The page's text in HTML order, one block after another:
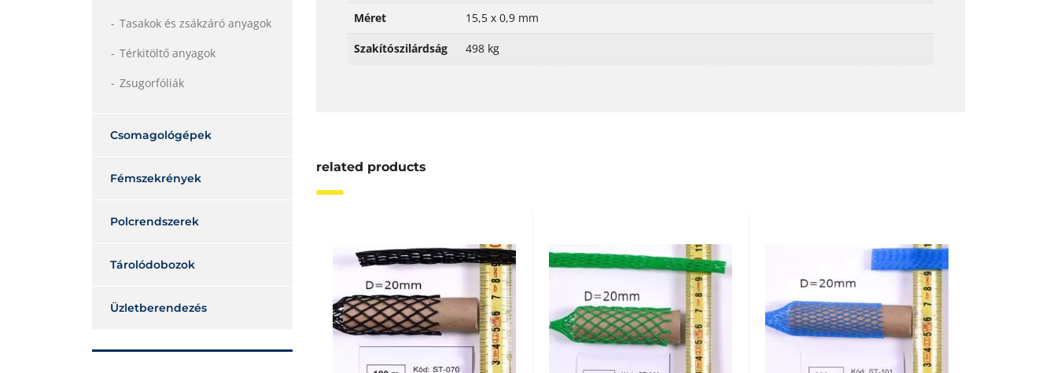
Méret 15,5 x 0,9 mm
Szakítószilárdság 498 kg
related products
Tasakok és zsákzáró anyagok
Térkitöltő anyagok
Zsugorfóliák
Csomagológépek
Fémszekrények
Polcrendszerek
Tárolódobozok
Üzletberendezés